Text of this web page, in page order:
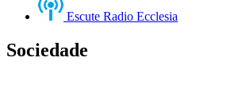
Escute Radio Ecclesia
Sociedade